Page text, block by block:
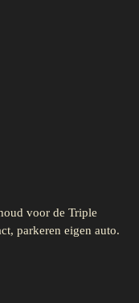
voor de Triple
parkeren eigen auto.